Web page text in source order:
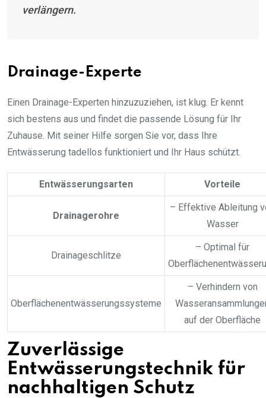
verlängern.
Drainage-Experte
Einen Drainage-Experten hinzuzuziehen, ist klug. Er kennt
sich bestens aus und findet die passende Lösung für Ihr
Zuhause. Mit seiner Hilfe sorgen Sie vor, dass Ihre
Entwässerung tadellos funktioniert und Ihr Haus schützt.
Entwässerungsarten Vorteile
Drainagerohre
– Effektive Ableitung
Wasser
Drainageschlitze
– Optimal für
Oberflächenentwässerungssysteme
– Verhindern von
auf der Oberfläche
Zuverlässige
Entwässerungstechnik für
nachhaltigen Schutz